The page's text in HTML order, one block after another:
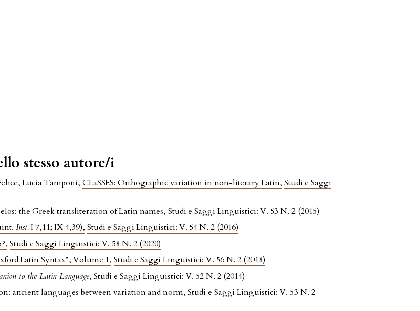
stesso autore/i
Lucia Tamponi,CLaSSES: Orthographic variation in non-literary Latin,Studi e Saggi
the Greek transliteration of Latin names,Studi e Saggi Linguistici: V. 53 N. 2 (2015)
Inst.I 7,11; IX 4,39),Studi e Saggi Linguistici: V. 54 N. 2 (2016)
,Studi e Saggi Linguistici: V. 58 N. 2 (2020)
Latin Syntax”, Volume 1,Studi e Saggi Linguistici: V. 56 N. 2 (2018)
to the Latin Language,Studi e Saggi Linguistici: V. 52 N. 2 (2014)
ancient languages between variation and norm,Studi e Saggi Linguistici: V. 53 N. 2